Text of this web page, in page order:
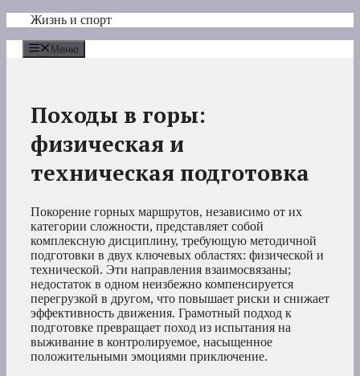
Перейти
содержимому
Жизнь и спорт
Меню
Походы в горы:
физическая и
техническая подготовка
Покорение горных маршрутов, независимо от их
категории сложности, представляет собой
комплексную дисциплину, требующую методичной
подготовки в двух ключевых областях: физической и
технической. Эти направления взаимосвязаны;
недостаток в одном неизбежно компенсируется
перегрузкой в другом, что повышает риски и снижает
эффективность движения. Грамотный подход к
подготовке превращает поход из испытания на
выживание в контролируемое, насыщенное
положительными эмоциями приключение.